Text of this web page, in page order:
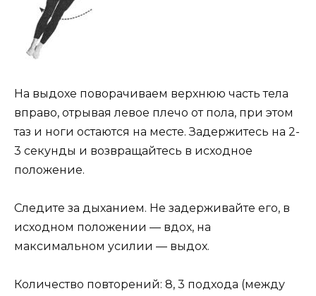
На выдохе поворачиваем верхнюю часть тела
вправо, отрывая левое плечо от пола, при этом
таз и ноги остаются на месте. Задержитесь на 2-
3 секунды и возвращайтесь в исходное
положение.
Следите за дыханием. Не задерживайте его, в
исходном положении — вдох, на
максимальном усилии — выдох.
Количество повторений: 8, 3 подхода (между